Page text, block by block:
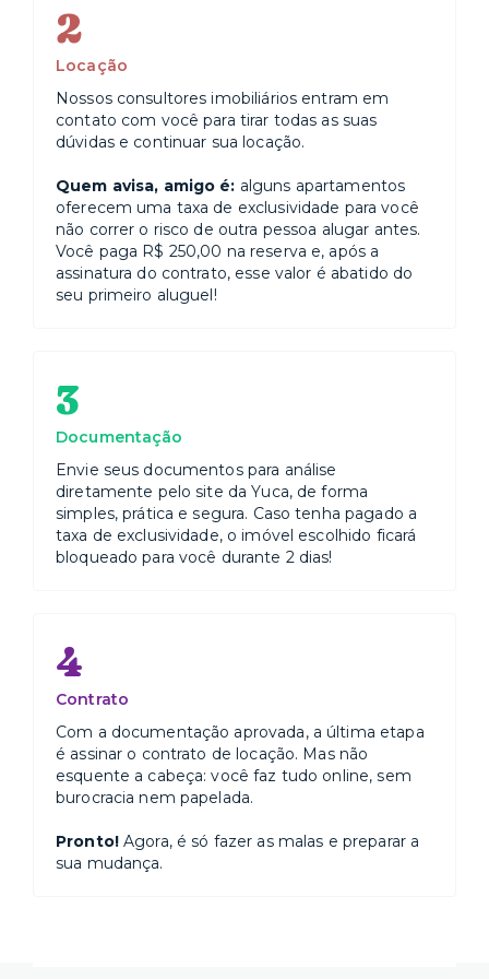
2
Locação
Nossos consultores imobiliários entram em
contato com você para tirar todas as suas
dúvidas e continuar sua locação.
Quem avisa, amigo é: alguns apartamentos
oferecem uma taxa de exclusividade para você
não correr o risco de outra pessoa alugar antes.
Você paga R$ 250,00 na reserva e, após a
assinatura do contrato, esse valor é abatido do
seu primeiro aluguel!
3
Documentação
Envie seus documentos para análise
diretamente pelo site da Yuca, de forma
simples, prática e segura. Caso tenha pagado a
taxa de exclusividade, o imóvel escolhido ficará
bloqueado para você durante 2 dias!
4
Contrato
Com a documentação aprovada, a última etapa
é assinar o contrato de locação. Mas não
esquente a cabeça: você faz tudo online, sem
burocracia nem papelada.
Pronto!Agora, é só fazer as malas e preparar a
sua mudança.